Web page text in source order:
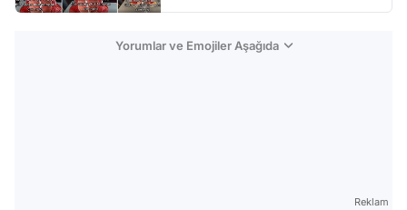
Yorumlar ve Emojiler Aşağıda
Reklam